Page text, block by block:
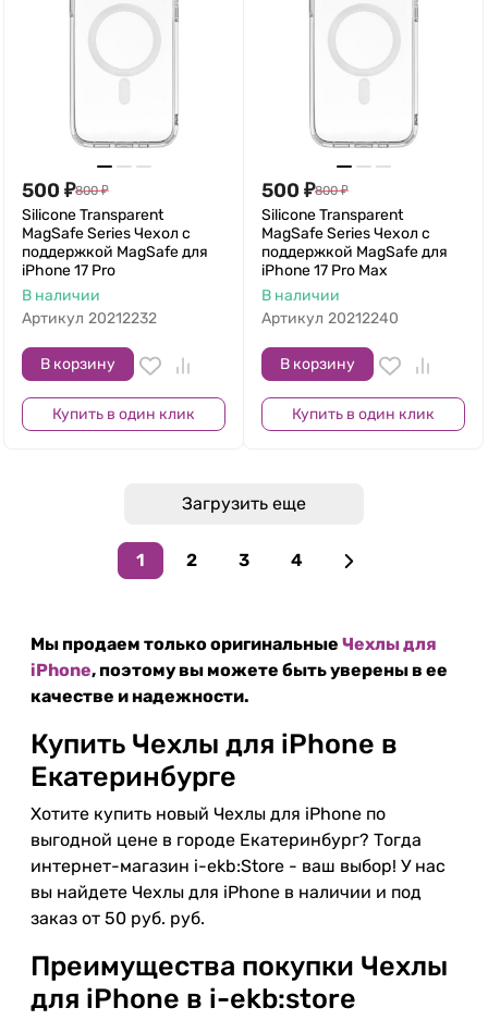
500 ₽800 ₽
Silicone Transparent
MagSafe Series Чехол с
поддержкой MagSafe для
iPhone 17 Pro
В наличии
Артикул 20212232
В корзину
Купить в один клик
500 ₽800 ₽
Silicone Transparent
MagSafe Series Чехол с
поддержкой MagSafe для
iPhone 17 Pro Max
В наличии
Артикул 20212240
В корзину
Купить в один клик
Загрузить еще
1 2 3 4
Мы продаем только оригинальные Чехлы для
iPhone, поэтому вы можете быть уверены в ее
качестве и надежности.
Купить Чехлы для iPhone в
Екатеринбурге
Хотите купить новый Чехлы для iPhone по
выгодной цене в городе Екатеринбург? Тогда
интернет-магазин i-ekb:Store - ваш выбор! У нас
вы найдете Чехлы для iPhone в наличии и под
заказ от 50 руб. руб.
Преимущества покупки Чехлы
для iPhone в i-ekb:store